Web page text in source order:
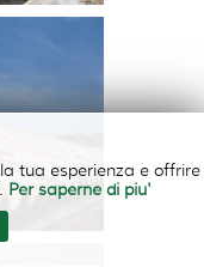
tua esperienza e offrire
Per saperne di piu'